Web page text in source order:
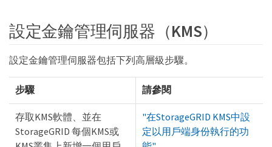
設定金鑰管理伺服器（KMS）
設定金鑰管理伺服器包括下列高層級步驟。
步驟 請參閱
存取KMS軟體、並在
StorageGRID 每個KMS或
"在StorageGRID KMS中設
定以用戶端身份執行的功